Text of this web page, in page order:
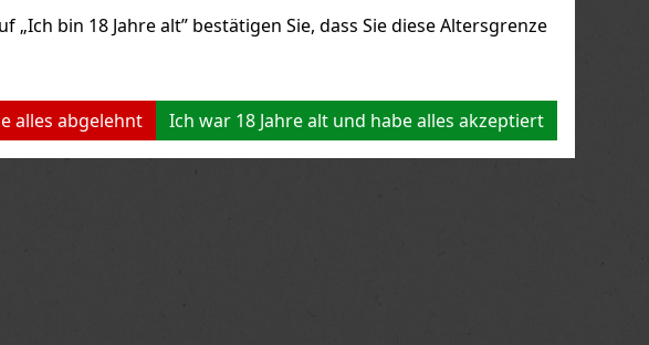
bin 18 Jahre alt” bestätigen Sie, dass Sie diese Altersgrenze
alles abgelehnt Ich war 18 Jahre alt und habe alles akzeptiert